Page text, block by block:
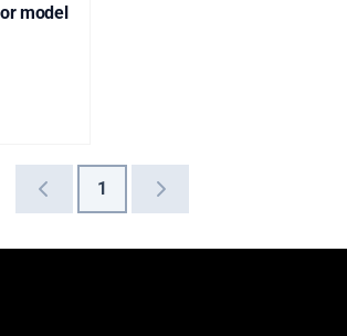
model
N-148023 Klik voor model
1